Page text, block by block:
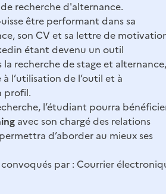
recherche d'alternance.
être performant dans sa
son CV et sa lettre de
étant devenu un outil
recherche de stage et alternance,
l’utilisation de l’outil et à
profil.
l’étudiant pourra
avec son chargé des relations
d’aborder au mieux ses
par : Courrier